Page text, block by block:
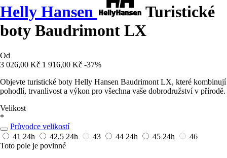
Helly Hansen
Turistické
boty Baudrimont LX
Od
3 026,00 Kč 1 916,00 Kč -37%
Objevte turistické boty Helly Hansen Baudrimont LX, které kombinují
pohodlí, trvanlivost a výkon pro všechna vaše dobrodružství v přírodě.
Velikost
*
Průvodce velikostí
41 24h 42,5 24h 43 44 24h 45 24h
46
Toto pole je povinné